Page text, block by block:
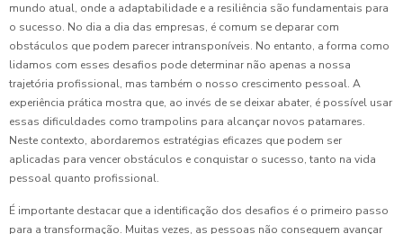
mundo atual, onde a adaptabilidade e a resiliência são fundamentais para
o sucesso. No dia a dia das empresas, é comum se deparar com
obstáculos que podem parecer intransponíveis. No entanto, a forma como
lidamos com esses desafios pode determinar não apenas a nossa
trajetória profissional, mas também o nosso crescimento pessoal. A
experiência prática mostra que, ao invés de se deixar abater, é possível usar
essas dificuldades como trampolins para alcançar novos patamares.
Neste contexto, abordaremos estratégias eficazes que podem ser
aplicadas para vencer obstáculos e conquistar o sucesso, tanto na vida
pessoal quanto profissional.
É importante destacar que a identificação dos desafios é o primeiro passo
para a transformação. Muitas vezes, as pessoas não conseguem avançar